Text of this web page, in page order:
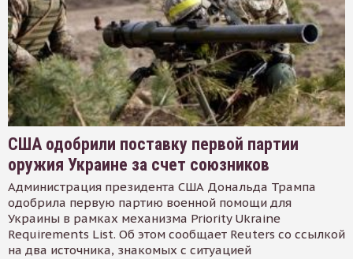
США одобрили поставку первой партии
оружия Украине за счет союзников
Администрация президента США Дональда Трампа
одобрила первую партию военной помощи для
Украины в рамках механизма Priority Ukraine
Requirements List. Об этом сообщает Reuters со ссылкой
на два источника, знакомых с ситуацией